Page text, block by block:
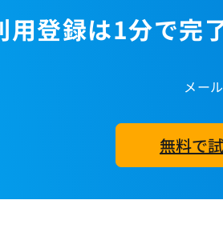
用登録は1分で完
メー
無料で